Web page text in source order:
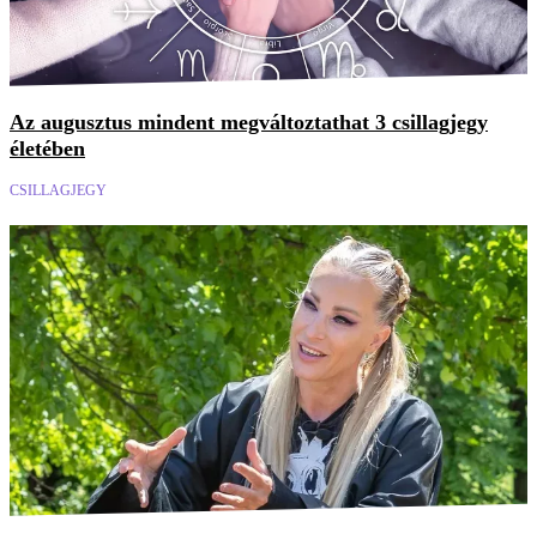
Az augusztus mindent megváltoztathat 3 csillagjegy
életében
CSILLAGJEGY